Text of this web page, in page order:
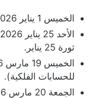
الخميس 1 يناير 2026: إجازة رأس السنة الميلادية.
ثورة 25 يناير.
للحسابات الفلكية).
الجمعة 20 مارس 2026: إجازة عيد الفطر المبارك.